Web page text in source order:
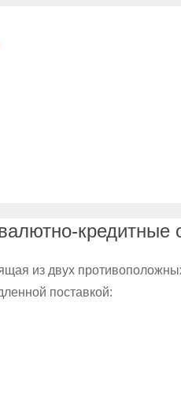
кредитные
из двух
поставкой: